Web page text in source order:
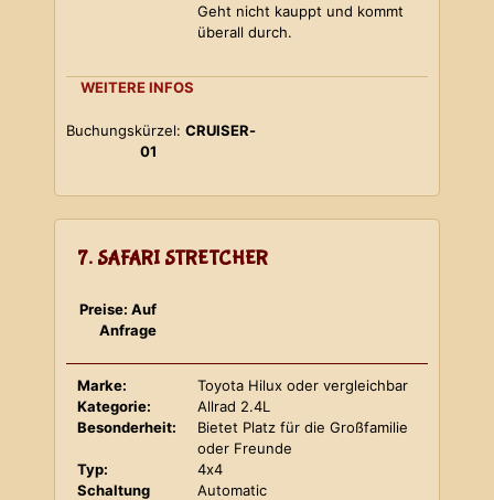
Geht nicht kauppt und kommt
überall durch.
WEITERE INFOS
Buchungskürzel: CRUISER-
01
7. SAFARI STRETCHER
Preise: Auf
Anfrage
Marke:
Toyota Hilux oder vergleichbar
Kategorie:
Allrad 2.4L
Besonderheit:
Bietet Platz für die Großfamilie
oder Freunde
Typ:
4x4
Schaltung
Automatic